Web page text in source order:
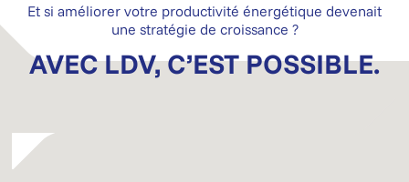
Et si améliorer votre productivité énergétique devenait
une stratégie de croissance ?
AVEC LDV, C’EST POSSIBLE.